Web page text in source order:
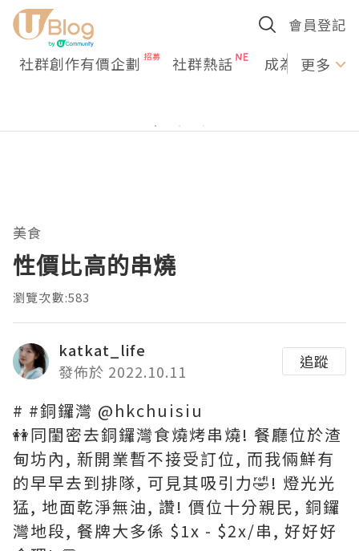
會員登記
社群創作有價企劃 社群熱話 成為U更多
美食
性價比高的串燒
瀏覽次數:583
katkat_life
發佈於 2022.10.11
追蹤
# #銅鑼灣 @hkchuisiu
👭同閨密去銅鑼灣食燒烤串燒! 餐廳位於渣
甸坊內, 新開業暫不接受訂位, 而我倆鮮有
的早早去到排隊, 可見其吸引力🤣! 燈光光
猛, 地面乾淨無油, 讚! 價位十分親民, 銅鑼
灣地段, 餐牌大多係 $1x - $2x/串, 好好好